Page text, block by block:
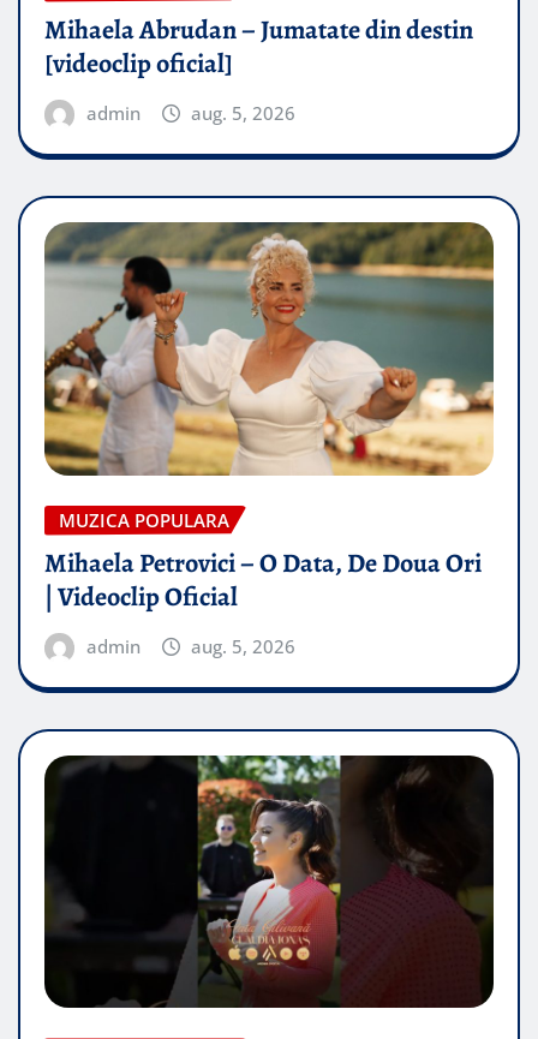
Mihaela Abrudan – Jumatate din destin
[videoclip oficial]
admin aug. 5, 2026
MUZICA POPULARA
Mihaela Petrovici – O Data, De Doua Ori
| Videoclip Oficial
admin aug. 5, 2026